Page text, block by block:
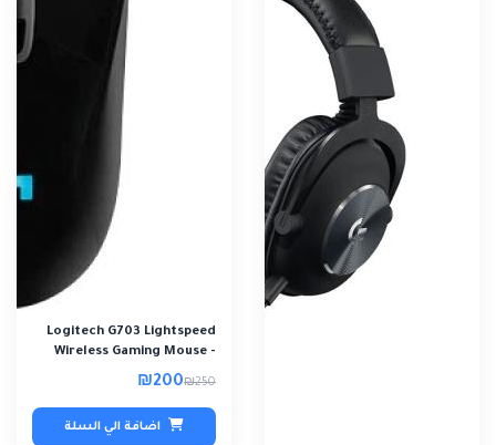
Logitech G703 Lightspeed
Wireless Gaming Mouse -
(Refurbishe..
₪250
₪200
اضافة الي السلة